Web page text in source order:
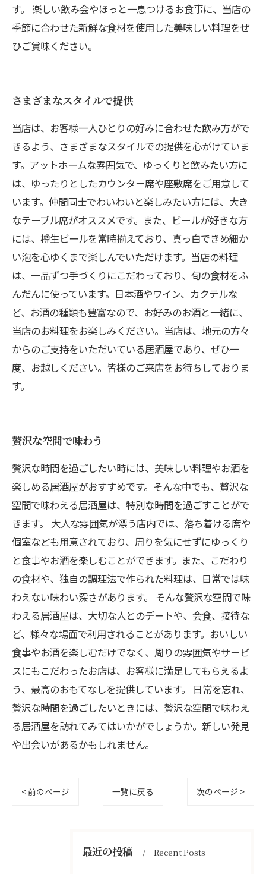
す。 楽しい飲み会やほっと一息つけるお食事に、当店の
季節に合わせた新鮮な食材を使用した美味しい料理をぜ
ひご賞味ください。
さまざまなスタイルで提供
当店は、お客様一人ひとりの好みに合わせた飲み方がで
きるよう、さまざまなスタイルでの提供を心がけていま
す。アットホームな雰囲気で、ゆっくりと飲みたい方に
は、ゆったりとしたカウンター席や座敷席をご用意して
います。仲間同士でわいわいと楽しみたい方には、大き
なテーブル席がオススメです。また、ビールが好きな方
には、樽生ビールを常時揃えており、真っ白できめ細か
い泡を心ゆくまで楽しんでいただけます。当店の料理
は、一品ずつ手づくりにこだわっており、旬の食材をふ
んだんに使っています。日本酒やワイン、カクテルな
ど、お酒の種類も豊富なので、お好みのお酒と一緒に、
当店のお料理をお楽しみください。当店は、地元の方々
からのご支持をいただいている居酒屋であり、ぜひ一
度、お越しください。皆様のご来店をお待ちしておりま
す。
贅沢な空間で味わう
贅沢な時間を過ごしたい時には、美味しい料理やお酒を
楽しめる居酒屋がおすすめです。そんな中でも、贅沢な
空間で味わえる居酒屋は、特別な時間を過ごすことがで
きます。 大人な雰囲気が漂う店内では、落ち着ける席や
個室なども用意されており、周りを気にせずにゆっくり
と食事やお酒を楽しむことができます。また、こだわり
の食材や、独自の調理法で作られた料理は、日常では味
わえない味わい深さがあります。 そんな贅沢な空間で味
わえる居酒屋は、大切な人とのデートや、会食、接待な
ど、様々な場面で利用されることがあります。おいしい
食事やお酒を楽しむだけでなく、周りの雰囲気やサービ
スにもこだわったお店は、お客様に満足してもらえるよ
う、最高のおもてなしを提供しています。 日常を忘れ、
贅沢な時間を過ごしたいときには、贅沢な空間で味わえ
る居酒屋を訪れてみてはいかがでしょうか。新しい発見
や出会いがあるかもしれません。
< 前のページ 一覧に戻る 次のページ >
最近の投稿 Recent Posts